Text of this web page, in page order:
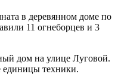
в деревянном доме по
11 огнеборцев и 3
дом на улице Луговой.
единицы техники.